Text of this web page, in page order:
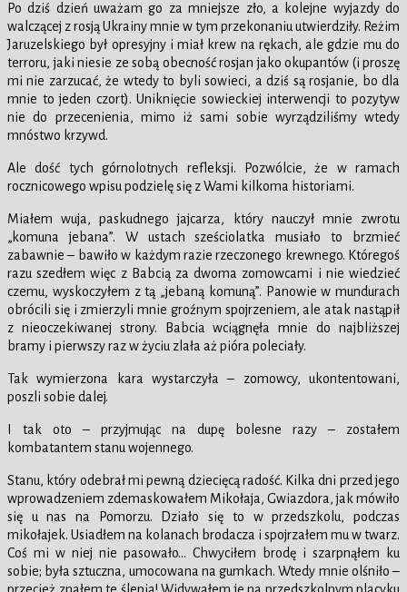
Po dziś dzień uważam go za mniejsze zło, a kolejne wyjazdy do
walczącej z rosją Ukrainy mnie w tym przekonaniu utwierdziły. Reżim
Jaruzelskiego był opresyjny i miał krew na rękach, ale gdzie mu do
terroru, jaki niesie ze sobą obecność rosjan jako okupantów (i proszę
mi nie zarzucać, że wtedy to byli sowieci, a dziś są rosjanie, bo dla
mnie to jeden czort). Uniknięcie sowieckiej interwencji to pozytyw
nie do przecenienia, mimo iż sami sobie wyrządziliśmy wtedy
mnóstwo krzywd.
Ale dość tych górnolotnych refleksji. Pozwólcie, że w ramach
rocznicowego wpisu podzielę się z Wami kilkoma historiami.
Miałem wuja, paskudnego jajcarza, który nauczył mnie zwrotu
„komuna jebana”. W ustach sześciolatka musiało to brzmieć
zabawnie – bawiło w każdym razie rzeczonego krewnego. Któregoś
razu szedłem więc z Babcią za dwoma zomowcami i nie wiedzieć
czemu, wyskoczyłem z tą „jebaną komuną”. Panowie w mundurach
obrócili się i zmierzyli mnie groźnym spojrzeniem, ale atak nastąpił
z nieoczekiwanej strony. Babcia wciągnęła mnie do najbliższej
bramy i pierwszy raz w życiu zlała aż pióra poleciały.
Tak wymierzona kara wystarczyła – zomowcy, ukontentowani,
poszli sobie dalej.
I tak oto – przyjmując na dupę bolesne razy – zostałem
kombatantem stanu wojennego.
Stanu, który odebrał mi pewną dziecięcą radość. Kilka dni przed jego
wprowadzeniem zdemaskowałem Mikołaja, Gwiazdora, jak mówiło
się u nas na Pomorzu. Działo się to w przedszkolu, podczas
mikołajek. Usiadłem na kolanach brodacza i spojrzałem mu w twarz.
Coś mi w niej nie pasowało… Chwyciłem brodę i szarpnąłem ku
sobie; była sztuczna, umocowana na gumkach. Wtedy mnie olśniło –